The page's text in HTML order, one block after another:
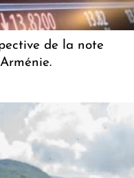
de la note